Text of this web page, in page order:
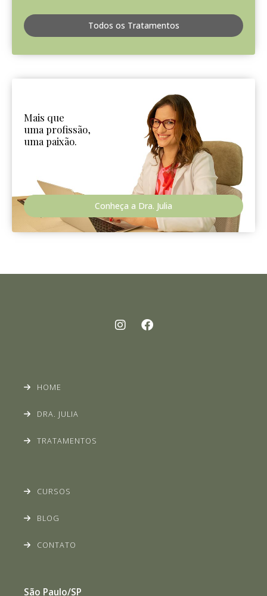
Todos os Tratamentos
Mais que
uma profissão,
uma paixão.
Conheça a Dra. Julia
HOME
DRA. JULIA
TRATAMENTOS
CURSOS
BLOG
CONTATO
São Paulo/SP